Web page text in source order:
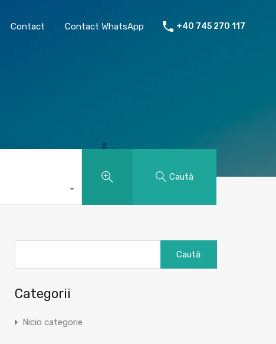
Închiriat Despre mine Contact Contact WhatsApp
Contact Contact WhatsApp +40 745 270 117
Caută
după:
Categorii
Nicio categorie